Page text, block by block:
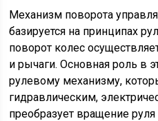
Механизм поворота
базируется на принципах
поворот колес
и рычаги. Основная роль в
рулевому механизму,
гидравлическим,
преобразует вращение